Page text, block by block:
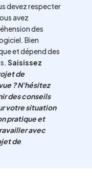
devez respecter
avez
des
Bien
et dépend des
Saisissez
de
?N'hésitez
des conseils
votre situation
pratique et
avec
de